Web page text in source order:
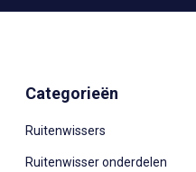
Categorieën
Ruitenwissers
Ruitenwisser onderdelen